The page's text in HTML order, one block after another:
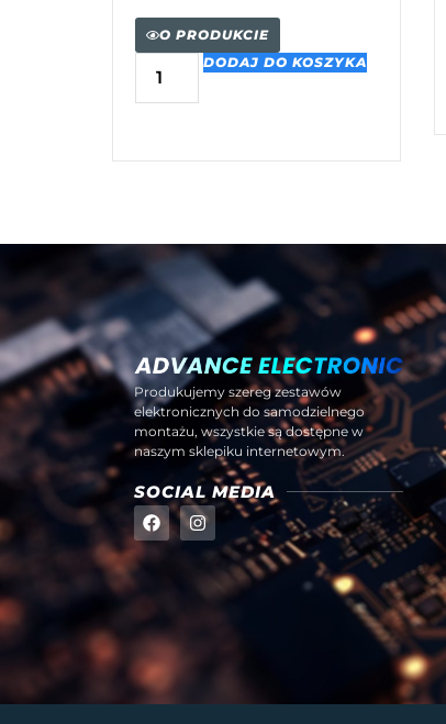
O PRODUKCIE
DODAJ DO KOSZYKA
Produkujemy szereg zestawów
elektronicznych do samodzielnego
montażu, wszystkie są dostępne w
naszym sklepiku internetowym.
SOCIAL MEDIA